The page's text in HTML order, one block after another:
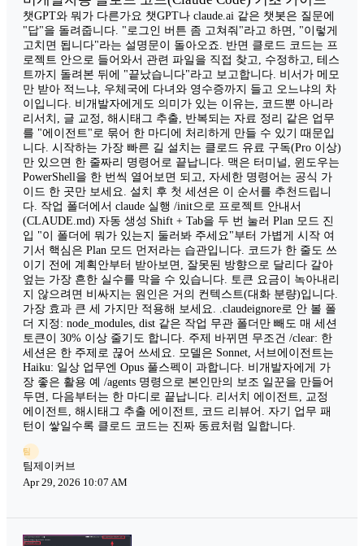
챗GPT와 뭐가 다른가요 챗GPT나 claude.ai 같은 챗봇은 질문에
"답"을 돌려줍니다. "로그인 버튼 좀 고쳐줘"라고 하면, "이렇게
고치면 됩니다"라는 설명문이 돌아오죠. 반면 클로드 코드는 프
로젝트 안으로 들어와서 관련 파일을 직접 찾고, 수정하고, 테스
트까지 돌려본 뒤에 "끝났습니다"라고 보고합니다. 비서가 메모
만 받아 적느냐, 우체국에 다녀와 영수증까지 들고 오느냐의 차
이입니다. 비개발자에게도 의미가 있는 이유는, 코드뿐 아니라
리서치, 글 교정, 해시태그 추출, 반복되는 자료 정리 같은 업무
를 "에이전트"로 묶어 한 마디에 처리하게 만들 수 있기 때문입
니다. 시작하는 가장 빠른 길 설치는 클로드 유료 구독(Pro 이상)
만 있으면 한 줄짜리 명령어로 끝납니다. 맥은 터미널, 윈도우는
PowerShell을 한 번씩 열어보면 되고, 자세한 명령어는 공식 가
이드 한 곳만 보세요. 설치 후 첫 세션은 이 순서를 추천드립니
다. 작업 폴더에서 claude 실행 /init으로 프로젝트 안내서
(CLAUDE.md) 자동 생성 Shift + Tab을 두 번 눌러 Plan 모드 진
입 "이 폴더에 뭐가 있는지 둘러봐 주세요"부터 가볍게 시작 여
기서 핵심은 Plan 모드 먼저라는 습관입니다. 코드가 한 줄도 쓰
이기 전에 계획안부터 받아보면, 잘못된 방향으로 달리다 갈아
엎는 가장 흔한 실수를 막을 수 있습니다. 토큰 요금이 녹아내리
지 않으려면 비싸지는 원인은 거의 컨텍스트(대화 분량)입니다.
가장 효과 큰 세 가지만 적용해 보세요. .claudeignore로 안 볼 폴
더 지정: node_modules, dist 같은 작업 무관 폴더만 빼도 매 세션
토큰이 30% 이상 줄기도 합니다. 주제 바뀌면 무조건 /clear: 한
세션은 한 주제로 끊어 쓰세요. 모델은 Sonnet, 서브에이전트는
Haiku: 일상 업무엔 Opus 풀스펙이 과합니다. 비개발자에게 가
장 좋은 활용 예 /agents 명령으로 본인만의 보조 일꾼을 만들어
두면, 다음부터는 한 마디로 끝납니다. 리서치 에이전트, 교정
에이전트, 해시태그 추출 에이전트, 코드 리뷰어. 자기 업무 패
턴이 쌓일수록 클로드 코드는 진짜 동료처럼 일합니다.
팀
팀제이커브
Apr 29, 2026 10:07 AM